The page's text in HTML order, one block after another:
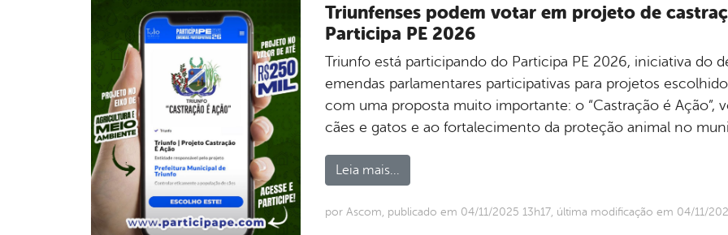
Triunfenses podem votar em projeto de
Participa PE 2026
Triunfo está participando do Participa PE 2026, iniciativa do
emendas parlamentares participativas para projetos
com uma proposta muito importante: o “Castração é
cães e gatos e ao fortalecimento da proteção animal no
Leia mais...
por Ascom, publicado em 04/11/2025 13h17, última modificação em 04/11/